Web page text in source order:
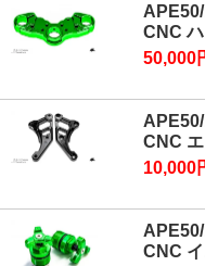
CNC
50,000
CNC
10,000
CNC